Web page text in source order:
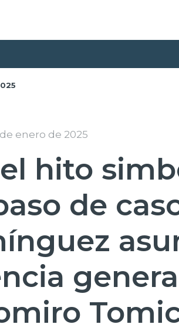
enero de 2025
hito
de